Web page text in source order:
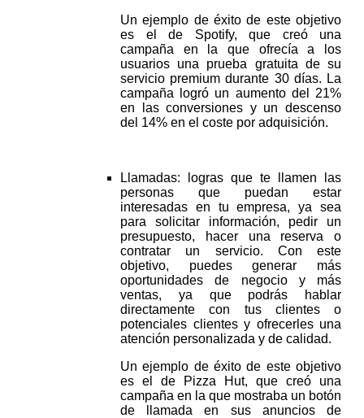
Un ejemplo de éxito de este objetivo
es el de Spotify, que creó una
campaña en la que ofrecía a los
usuarios una prueba gratuita de su
servicio premium durante 30 días. La
campaña logró un aumento del 21%
en las conversiones y un descenso
del 14% en el coste por adquisición.
Llamadas: logras que te llamen las
personas que puedan estar
interesadas en tu empresa, ya sea
para solicitar información, pedir un
presupuesto, hacer una reserva o
contratar un servicio. Con este
objetivo, puedes generar más
oportunidades de negocio y más
ventas, ya que podrás hablar
directamente con tus clientes o
potenciales clientes y ofrecerles una
atención personalizada y de calidad.
Un ejemplo de éxito de este objetivo
es el de Pizza Hut, que creó una
campaña en la que mostraba un botón
de llamada en sus anuncios de